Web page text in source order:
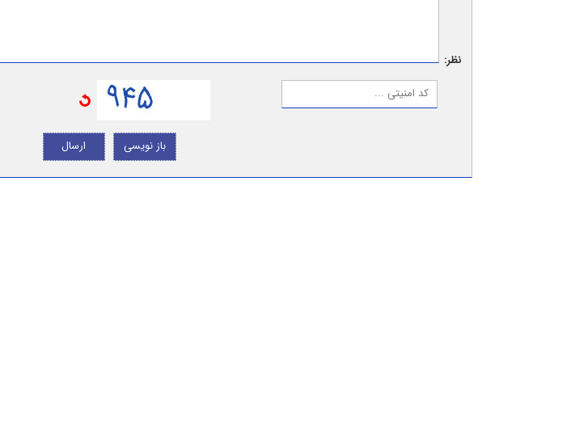
نظر:
ارسال باز نویسی